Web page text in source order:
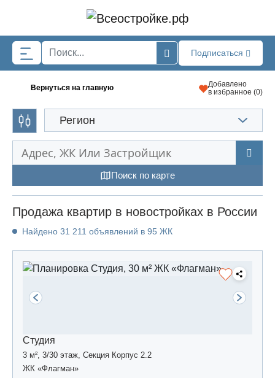
Подписаться
Вернуться на главную
Добавлено
в избранное (0)
Регион
Поиск по карте
Продажа квартир в новостройках в России
Найдено 31 211 объявлений в 95 ЖК
Студия
3 м², 3/30 этаж, Секция Корпус 2.2
ЖК «Флагман»